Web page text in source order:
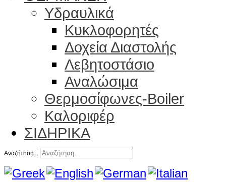
Υδραυλικά
Κυκλοφορητές
Δοχεία Διαστολής
Λεβητοστάσιο
Αναλώσιμα
Θερμοσίφωνες-Boiler
Καλοριφέρ
ΣΙΔΗΡΙΚΑ
Αναζήτηση...